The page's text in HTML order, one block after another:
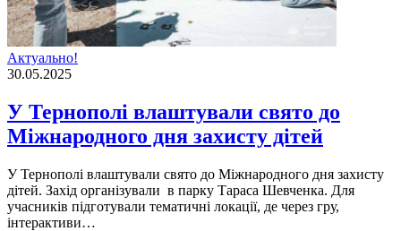
Актуально!
30.05.2025
У Тернополі влаштували свято до
Міжнародного дня захисту дітей
У Тернополі влаштували свято до Міжнародного дня захисту
дітей. Захід організували в парку Тараса Шевченка. Для
учасників підготували тематичні локації, де через гру,
інтерактиви…